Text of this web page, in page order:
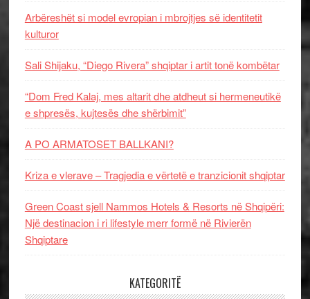
Arbëreshët si model evropian i mbrojtjes së identitetit
kulturor
Sali Shijaku, “Diego Rivera” shqiptar i artit tonë kombëtar
“Dom Fred Kalaj, mes altarit dhe atdheut si hermeneutikë
e shpresës, kujtesës dhe shërbimit”
A PO ARMATOSET BALLKANI?
Kriza e vlerave – Tragjedia e vërtetë e tranzicionit shqiptar
Green Coast sjell Nammos Hotels & Resorts në Shqipëri:
Një destinacion i ri lifestyle merr formë në Rivierën
Shqiptare
KATEGORITË